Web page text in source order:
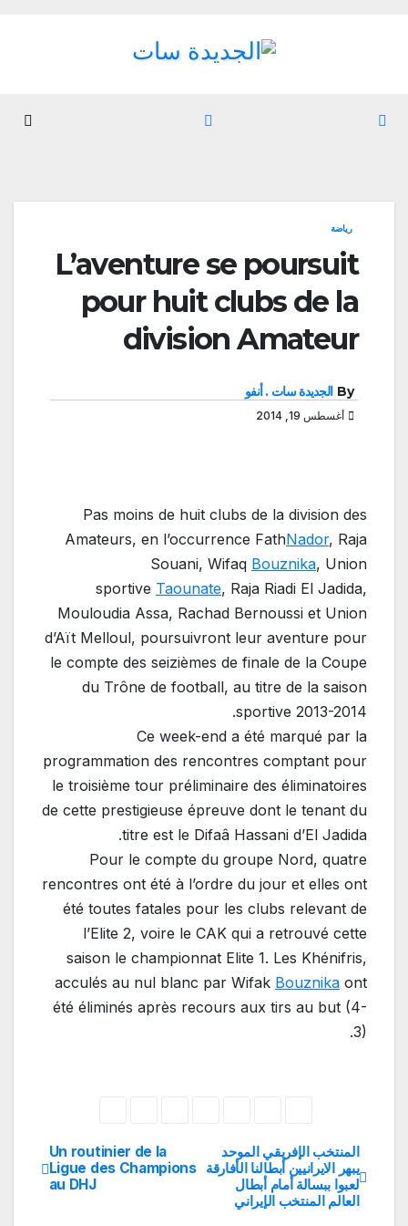
رياضة
L’aventure se poursuit
pour huit clubs de la
division Amateur
By الجديدة سات . أنفو
أغسطس 19, 2014
Pas moins de huit clubs de la division des
Amateurs, en l’occurrence FathNador, Raja
Souani, Wifaq Bouznika, Union
sportive Taounate, Raja Riadi El Jadida,
Mouloudia Assa, Rachad Bernoussi et Union
d’Aït Melloul, poursuivront leur aventure pour
le compte des seizièmes de finale de la Coupe
du Trône de football, au titre de la saison
sportive 2013-2014.
Ce week-end a été marqué par la
programmation des rencontres comptant pour
le troisième tour préliminaire des éliminatoires
de cette prestigieuse épreuve dont le tenant du
titre est le Difaâ Hassani d’El Jadida.
Pour le compte du groupe Nord, quatre
rencontres ont été à l’ordre du jour et elles ont
été toutes fatales pour les clubs relevant de
l’Elite 2, voire le CAK qui a retrouvé cette
saison le championnat Elite 1. Les Khénifris,
acculés au nul blanc par Wifak Bouznika ont
été éliminés après recours aux tirs au but (4-
3).
تصفّح
المقالات
Un routinier de la
Ligue des Champions
au DHJ
المنتخب الإفريقي الموحد
يبهر الايرانيين أبطالنا الأفارقة
لعبوا ببسالة أمام أبطال
العالم المنتخب الإيراني